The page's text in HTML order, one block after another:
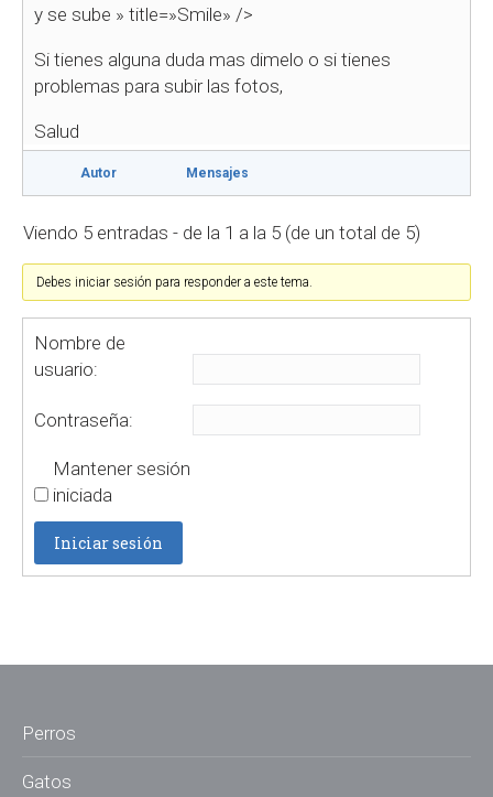
y se sube » title=»Smile» />
Si tienes alguna duda mas dimelo o si tienes
problemas para subir las fotos,
Salud
Autor Mensajes
Viendo 5 entradas - de la 1 a la 5 (de un total de 5)
Debes iniciar sesión para responder a este tema.
Nombre de
usuario:
Contraseña:
Mantener sesión
iniciada
Iniciar sesión
Perros
Gatos